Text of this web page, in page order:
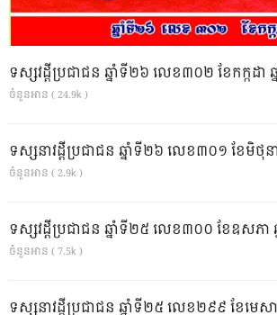
ទស្សវដ្តីប្រជាជន ឆ្នាំទី២៦ លេខ៣០២ ខែកក្កដា
ចំនួនអាន ( 24.9k )
ទស្សនាវដ្ដីប្រជាជន ឆ្នាំទី២៦ លេខ៣០១ ខែមិថុន
ចំនួនអាន ( 2.9k )
ទស្សវដ្តីប្រជាជន ឆ្នាំទី២៥ លេខ៣០០ ខែឧសភា
ចំនួនអាន ( 7.5k )
ទស្សនាវដ្ដីប្រជាជន ឆ្នាំទី២៥ លេខ២៩៩ ខែមេស